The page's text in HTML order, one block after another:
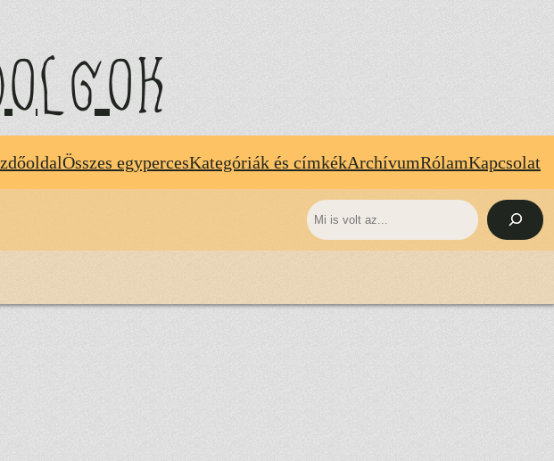
Összes egypercesKategóriák és címkékArchívumRólamKapcsolat
Keresés